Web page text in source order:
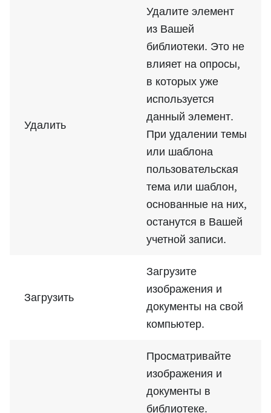
Удалить
Удалите элемент
из Вашей
библиотеки. Это не
влияет на опросы,
в которых уже
используется
данный элемент.
При удалении темы
или шаблона
пользовательская
тема или шаблон,
основанные на них,
останутся в Вашей
учетной записи.
Загрузить
Загрузите
изображения и
документы на свой
компьютер.
Просматривайте
изображения и
документы в
библиотеке.